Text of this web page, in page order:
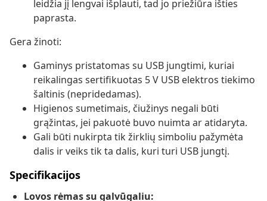
leidžia jį lengvai išplauti, tad jo priežiūra išties
paprasta.
Gera žinoti:
Gaminys pristatomas su USB jungtimi, kuriai
reikalingas sertifikuotas 5 V USB elektros tiekimo
šaltinis (nepridedamas).
Higienos sumetimais, čiužinys negali būti
grąžintas, jei pakuotė buvo nuimta ar atidaryta.
Gali būti nukirpta tik žirklių simboliu pažymėta
dalis ir veiks tik ta dalis, kuri turi USB jungtį.
Specifikacijos
Lovos rėmas su galvūgaliu: